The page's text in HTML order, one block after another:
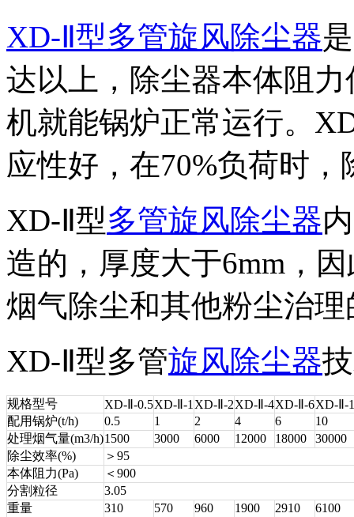
XD-Ⅱ型多管旋风除尘器
达以上，除尘器本体阻
机就能锅炉正常运行。
应性好，在70%负荷时
XD-Ⅱ型多管旋风除尘器
造的，厚度大于6mm，
烟气除尘和其他粉尘治
XD-Ⅱ型多管旋风除尘器
规格型号 XD-Ⅱ-0.5XD-Ⅱ-1 XD-Ⅱ-2XD-Ⅱ-4XD-Ⅱ-6XD-Ⅱ-
配用锅炉(t/h)
0.5 1 2 4 6
10
处理烟气量(m3/h)1500 3000 6000 12000 18000
30000
除尘效率(%)
＞95
本体阻力(Pa)
＜900
分割粒径
3.05
重量
310 570 960 1900 2910 6100